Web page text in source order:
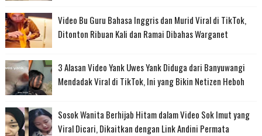
Video Bu Guru Bahasa Inggris dan Murid Viral di TikTok,
Ditonton Ribuan Kali dan Ramai Dibahas Warganet
3 Alasan Video Yank Uwes Yank Diduga dari Banyuwangi
Mendadak Viral di TikTok, Ini yang Bikin Netizen Heboh
Sosok Wanita Berhijab Hitam dalam Video Sok Imut yang
Viral Dicari, Dikaitkan dengan Link Andini Permata